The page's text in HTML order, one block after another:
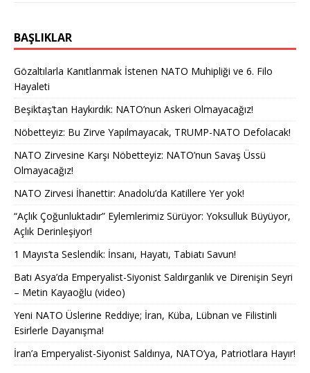
BAŞLIKLAR
Gözaltılarla Kanıtlanmak İstenen NATO Muhipliği ve 6. Filo
Hayaleti
Beşiktaş’tan Haykırdık: NATO’nun Askeri Olmayacağız!
Nöbetteyiz: Bu Zirve Yapılmayacak, TRUMP-NATO Defolacak!
NATO Zirvesine Karşı Nöbetteyiz: NATO’nun Savaş Üssü
Olmayacağız!
NATO Zirvesi İhanettir: Anadolu’da Katillere Yer yok!
“Açlık Çoğunluktadır” Eylemlerimiz Sürüyor: Yoksulluk Büyüyor,
Açlık Derinleşiyor!
1 Mayıs’ta Seslendik: İnsanı, Hayatı, Tabiatı Savun!
Batı Asya’da Emperyalist-Siyonist Saldırganlık ve Direnişin Seyri
– Metin Kayaoğlu (video)
Yeni NATO Üslerine Reddiye; İran, Küba, Lübnan ve Filistinli
Esirlerle Dayanışma!
İran’a Emperyalist-Siyonist Saldırıya, NATO’ya, Patriotlara Hayır!